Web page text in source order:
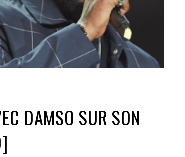
DAMSO SUR SON